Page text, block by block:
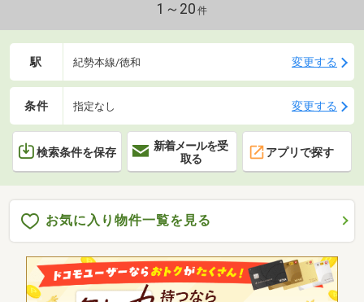
1～20 件
駅 紀勢本線/徳和 変更する
条件 指定なし 変更する
検索条件を保存
新着メールを受
取る
アプリで探す
お気に入り物件一覧を見る